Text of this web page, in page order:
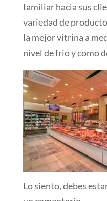
familiar hacia sus
variedad de
la mejor vitrina a
nivel de frio y como
Lo siento, debes